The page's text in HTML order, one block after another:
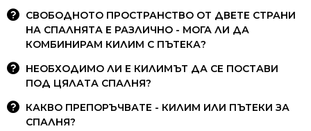
СВОБОДНОТО ПРОСТРАНСТВО ОТ ДВЕТЕ СТРАНИ
НА СПАЛНЯТА Е РАЗЛИЧНО - МОГА ЛИ ДА
КОМБИНИРАМ КИЛИМ С ПЪТЕКА?
НЕОБХОДИМО ЛИ Е КИЛИМЪТ ДА СЕ ПОСТАВИ
ПОД ЦЯЛАТА СПАЛНЯ?
КАКВО ПРЕПОРЪЧВАТЕ - КИЛИМ ИЛИ ПЪТЕКИ ЗА
СПАЛНЯ?